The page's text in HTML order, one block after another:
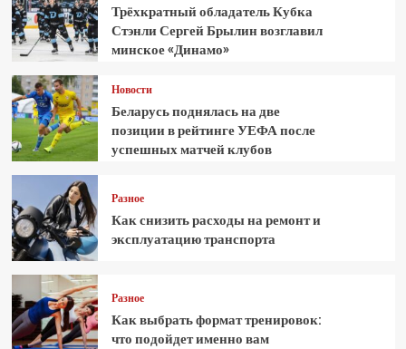
Трёхкратный обладатель Кубка
Стэнли Сергей Брылин возглавил
минское «Динамо»
Новости
Беларусь поднялась на две
позиции в рейтинге УЕФА после
успешных матчей клубов
Разное
Как снизить расходы на ремонт и
эксплуатацию транспорта
Разное
Как выбрать формат тренировок:
что подойдет именно вам